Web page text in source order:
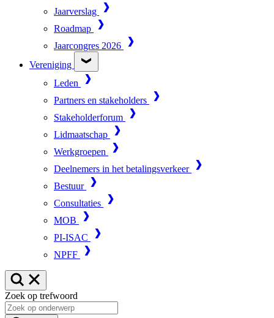
Jaarverslag
Roadmap
Jaarcongres 2026
Vereniging
Leden
Partners en stakeholders
Stakeholderforum
Lidmaatschap
Werkgroepen
Deelnemers in het betalingsverkeer
Bestuur
Consultaties
MOB
PI-ISAC
NPFF
Zoek op trefwoord